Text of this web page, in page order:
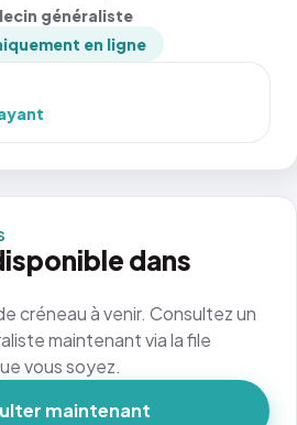
généraliste
en ligne
dans
créneau à venir. Consultez un
maintenant via la file
vous soyez.
maintenant